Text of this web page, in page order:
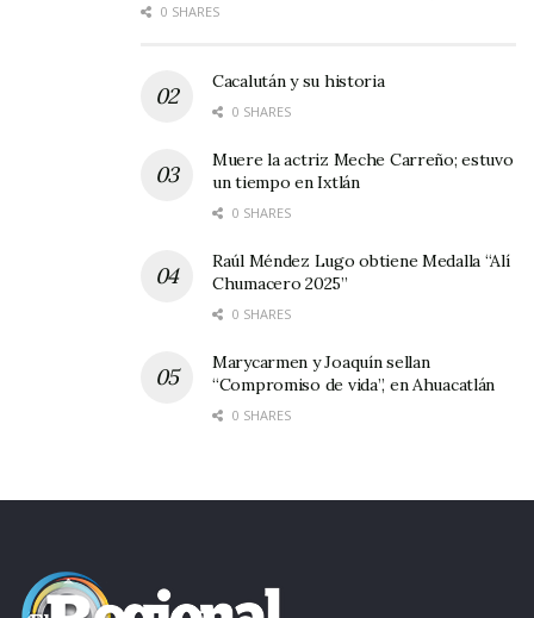
0 SHARES
Cacalután y su historia
0 SHARES
Muere la actriz Meche Carreño; estuvo
un tiempo en Ixtlán
0 SHARES
Raúl Méndez Lugo obtiene Medalla “Alí
Chumacero 2025”
0 SHARES
Marycarmen y Joaquín sellan
“Compromiso de vida”, en Ahuacatlán
0 SHARES